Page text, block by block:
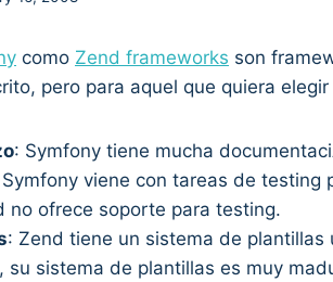
como Zend frameworks son
pero para aquel que quiera
: Symfony tiene mucha
viene con tareas de testing
no ofrece soporte para testing.
: Zend tiene un sistema de plantillas
su sistema de plantillas es muy